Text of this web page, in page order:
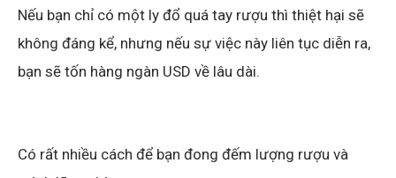
Nếu bạn chỉ có một ly đổ quá tay rượu thì thiệt hại sẽ
không đáng kể, nhưng nếu sự việc này liên tục diễn ra,
bạn sẽ tốn hàng ngàn USD về lâu dài.
Có rất nhiều cách để bạn đong đếm lượng rượu và